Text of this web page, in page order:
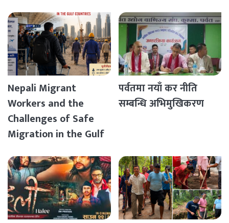
Nepali Migrant
Workers and the
Challenges of Safe
Migration in the Gulf
पर्वतमा नयाँ कर नीति
सम्बन्धि अभिमुखिकरण